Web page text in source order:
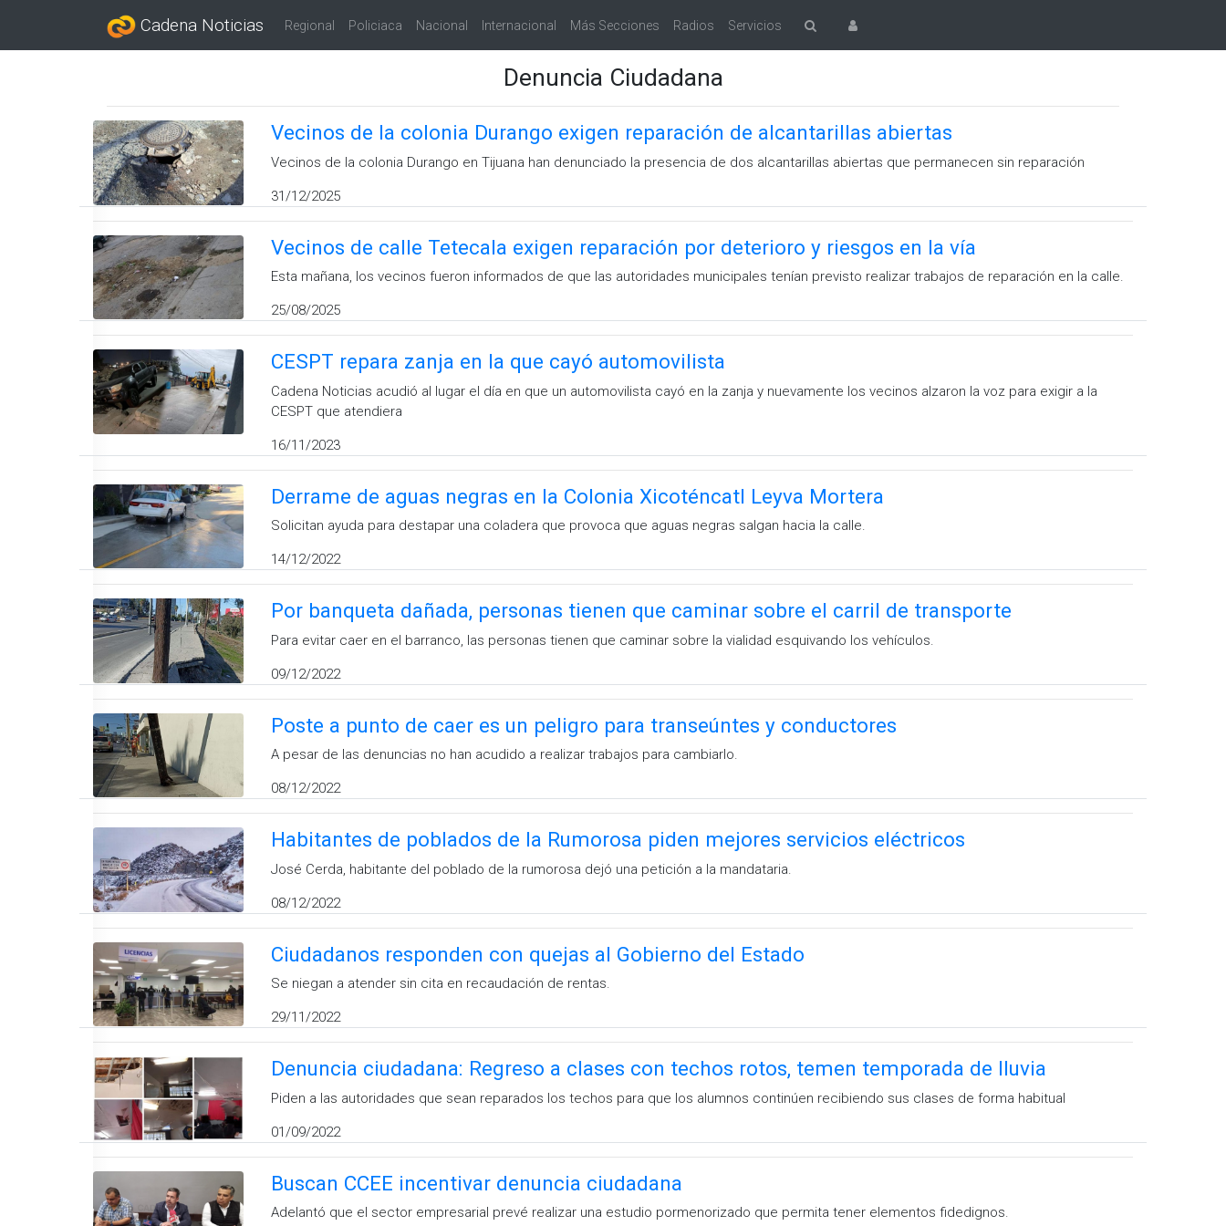
Cadena Noticias Regional Policiaca Nacional Internacional Más Secciones Radios Servicios
Denuncia Ciudadana
Vecinos de la colonia Durango exigen reparación de alcantarillas abiertas
Vecinos de la colonia Durango en Tijuana han denunciado la presencia de dos alcantarillas abiertas que permanecen sin reparación
31/12/2025
Vecinos de calle Tetecala exigen reparación por deterioro y riesgos en la vía
Esta mañana, los vecinos fueron informados de que las autoridades municipales tenían previsto realizar trabajos de reparación en la calle.
25/08/2025
CESPT repara zanja en la que cayó automovilista
Cadena Noticias acudió al lugar el día en que un automovilista cayó en la zanja y nuevamente los vecinos alzaron la voz para exigir a la
CESPT que atendiera
16/11/2023
Derrame de aguas negras en la Colonia Xicoténcatl Leyva Mortera
Solicitan ayuda para destapar una coladera que provoca que aguas negras salgan hacia la calle.
14/12/2022
Por banqueta dañada, personas tienen que caminar sobre el carril de transporte
Para evitar caer en el barranco, las personas tienen que caminar sobre la vialidad esquivando los vehículos.
09/12/2022
Poste a punto de caer es un peligro para transeúntes y conductores
A pesar de las denuncias no han acudido a realizar trabajos para cambiarlo.
08/12/2022
Habitantes de poblados de la Rumorosa piden mejores servicios eléctricos
José Cerda, habitante del poblado de la rumorosa dejó una petición a la mandataria.
08/12/2022
Ciudadanos responden con quejas al Gobierno del Estado
Se niegan a atender sin cita en recaudación de rentas.
29/11/2022
Denuncia ciudadana: Regreso a clases con techos rotos, temen temporada de lluvia
Piden a las autoridades que sean reparados los techos para que los alumnos continúen recibiendo sus clases de forma habitual
01/09/2022
Buscan CCEE incentivar denuncia ciudadana
Adelantó que el sector empresarial prevé realizar una estudio pormenorizado que permita tener elementos fidedignos.